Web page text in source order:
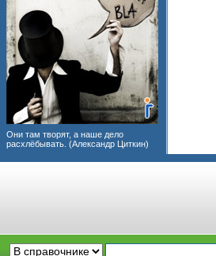
Они там творят, а наше дело
расхлёбывать. (Александр Циткин)